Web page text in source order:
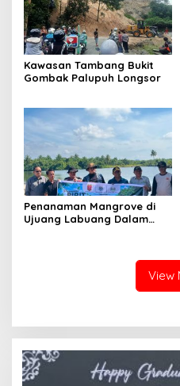
Kawasan Tambang Bukit
Gombak Palupuh Longsor
Penanaman Mangrove di
Ujuang Labuang Dalam
View